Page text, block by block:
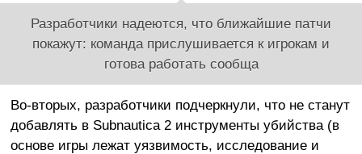
Разработчики надеются, что ближайшие патчи
покажут: команда прислушивается к игрокам и
готова работать сообща
Во-вторых, разработчики подчеркнули, что не станут
добавлять в Subnautica 2 инструменты убийства (в
основе игры лежат уязвимость, исследование и